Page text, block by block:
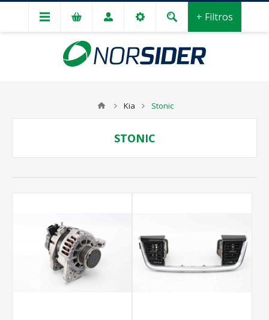
+ Filtros
Kia Stonic
STONIC